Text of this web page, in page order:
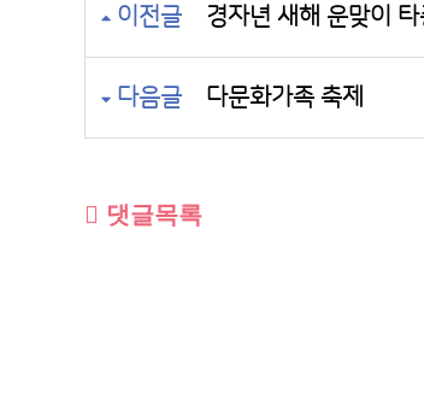
이전글 경자년 새해 운맞이 타
다음글 다문화가족 축제
댓글목록